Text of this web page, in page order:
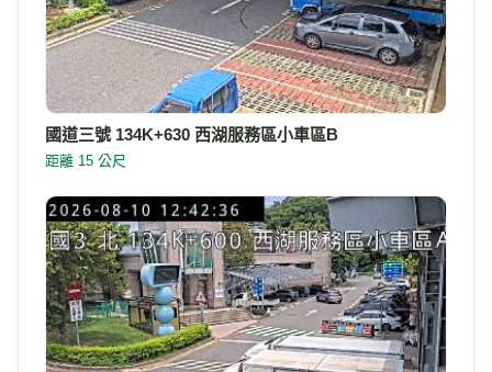
國道三號 134K+630 西湖服務區小車區B
距離 15 公尺